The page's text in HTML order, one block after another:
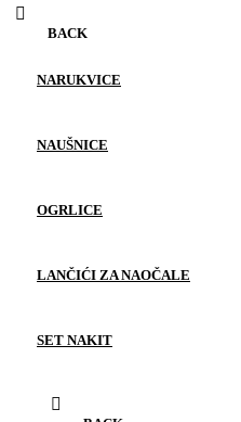
BACK
NARUKVICE
NAUŠNICE
OGRLICE
LANČIĆI ZA NAOČALE
SET NAKIT